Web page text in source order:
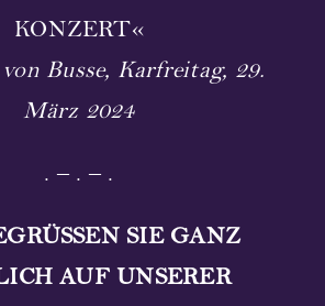
KONZERT«
Busse, Karfreitag, 29.
März 2024
. – . – .
SIE GANZ
AUF UNSERER